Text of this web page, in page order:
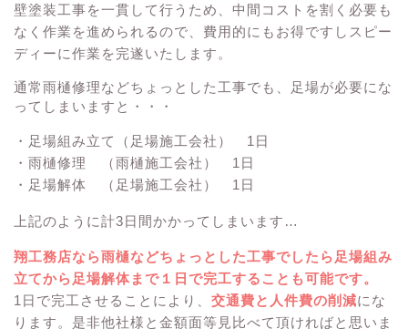
壁塗装工事を一貫して行うため、中間コストを割く必要も
なく作業を進められるので、費用的にもお得ですしスピー
ディーに作業を完遂いたします。
通常雨樋修理などちょっとした工事でも、足場が必要にな
ってしまいますと・・・
・足場組み立て（足場施工会社） 1日
・雨樋修理 （雨樋施工会社） 1日
・足場解体 （足場施工会社） 1日
上記のように計3日間かかってしまいます…
翔工務店なら雨樋などちょっとした工事でしたら足場組み
立てから足場解体まで１日で完工することも可能です。
1日で完工させることにより、 交通費と人件費の削減にな
ります。是非他社様と金額面等見比べて頂ければと思いま